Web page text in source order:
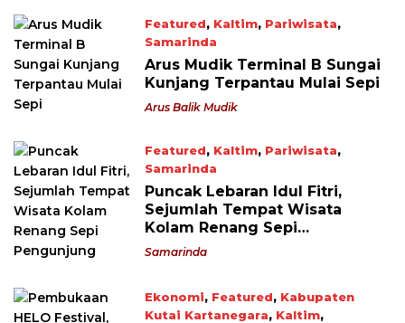
Featured, Kaltim, Pariwisata,
Samarinda
April 27, 2023
Arus Mudik Terminal B Sungai
Kunjang Terpantau Mulai Sepi
Arus Balik Mudik
Featured, Kaltim, Pariwisata,
Samarinda
April 24, 2023
Puncak Lebaran Idul Fitri,
Sejumlah Tempat Wisata
Kolam Renang Sepi
Pengunjung
Samarinda
Ekonomi, Featured, Kabupaten
Kutai Kartanegara, Kaltim,